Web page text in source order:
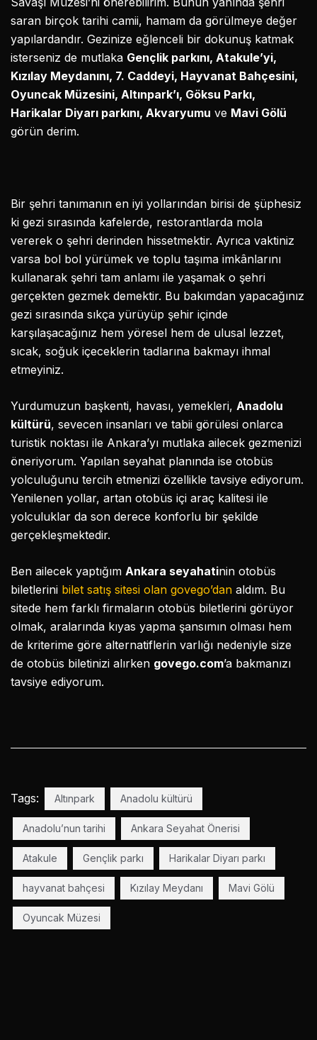
saran birçok tarihi camii, hamam da görülmeye değer
yapılardandır. Gezinize eğlenceli bir dokunuş katmak
isterseniz de mutlaka Gençlik parkını, Atakule’yi,
Kızılay Meydanını, 7. Caddeyi, Hayvanat Bahçesini,
Oyuncak Müzesini, Altınpark’ı, Göksu Parkı,
Harikalar Diyarı parkını, Akvaryumu ve Mavi Gölü
görün derim.
Bir şehri tanımanın en iyi yollarından birisi de şüphesiz
ki gezi sırasında kafelerde, restorantlarda mola
vererek o şehri derinden hissetmektir. Ayrıca vaktiniz
varsa bol bol yürümek ve toplu taşıma imkânlarını
kullanarak şehri tam anlamı ile yaşamak o şehri
gerçekten gezmek demektir. Bu bakımdan yapacağınız
gezi sırasında sıkça yürüyüp şehir içinde
karşılaşacağınız hem yöresel hem de ulusal lezzet,
sıcak, soğuk içeceklerin tadlarına bakmayı ihmal
etmeyiniz.
Yurdumuzun başkenti, havası, yemekleri, Anadolu
kültürü, sevecen insanları ve tabii görülesi onlarca
turistik noktası ile Ankara’yı mutlaka ailecek gezmenizi
öneriyorum. Yapılan seyahat planında ise otobüs
yolculuğunu tercih etmenizi özellikle tavsiye ediyorum.
Yenilenen yollar, artan otobüs içi araç kalitesi ile
yolculuklar da son derece konforlu bir şekilde
gerçekleşmektedir.
Ben ailecek yaptığım Ankara seyahatinin otobüs
biletlerini bilet satış sitesi olan govego’dan aldım. Bu
sitede hem farklı firmaların otobüs biletlerini görüyor
olmak, aralarında kıyas yapma şansımın olması hem
de kriterime göre alternatiflerin varlığı nedeniyle size
de otobüs biletinizi alırken govego.com’a bakmanızı
tavsiye ediyorum.
Tags: Altınpark Anadolu kültürü
Anadolu’nun tarihi Ankara Seyahat Önerisi
Atakule Gençlik parkı Harikalar Diyarı parkı
hayvanat bahçesi Kızılay Meydanı Mavi Gölü
Oyuncak Müzesi